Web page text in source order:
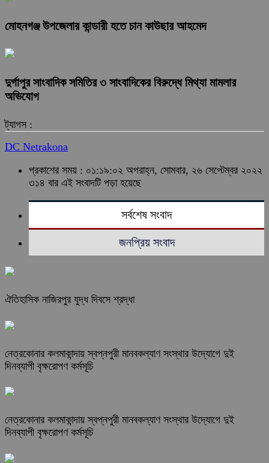
মোহনগঞ্জ উপজেলার কান্ডারী হতে চান কাউছার আহমেদ
দুর্গাপুর সাংবাদিক সমিতির ৩ সাংবাদিকের বিরুদ্ধে মিথ্যা মামলার
অভিযোগ
ট্যাগস :
DC Netrakona
প্রকাশের সময় : ০১:১৯:০২ অপরাহ্ন, সোমবার, ২৬ সেপ্টেম্বর ২০২২
৩১৪ বার এই সংবাদটি পড়া হয়েছে
সর্বশেষ সংবাদ
জনপ্রিয় সংবাদ
ঐতিহাসিক নাজিরপুর যুদ্ধ দিবসে শ্রদ্ধা
নেত্রকোনার কলমাকান্দায় স্বপ্নপুরী মানবকল্যাণ সংস্থার উদ্যোগে দুই
দিনব্যাপী বৃক্ষরোপণ কর্মসূচি
নেত্রকোনার কলমাকান্দায় স্বপ্নপুরী মানবকল্যাণ সংস্থার উদ্যোগে দুই
দিনব্যাপী বৃক্ষরোপণ কর্মসূচি